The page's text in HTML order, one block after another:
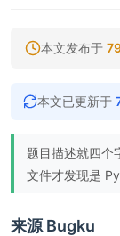
本文发布于
本文已更新于
题目描述就四
文件才发现是
来源 Bugku